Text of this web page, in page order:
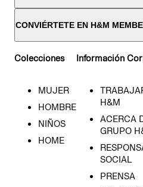
CONVIÉRTETE EN H&M
Colecciones
MUJER
HOMBRE
NIÑOS
HOME
Información
H&M
ACERCA
GRUPO
SOCIAL
PRENSA